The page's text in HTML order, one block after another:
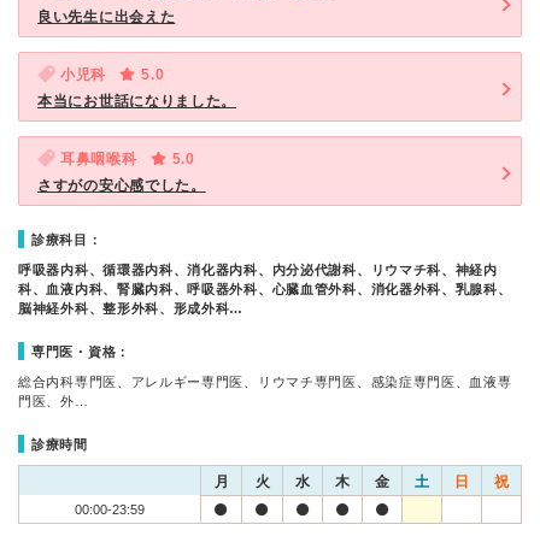
良い先生に出会えた
小児科
5.0
本当にお世話になりました。
耳鼻咽喉科
5.0
さすがの安心感でした。
診療科目：
呼吸器内科、循環器内科、消化器内科、内分泌代謝科、リウマチ科、神経内
科、血液内科、腎臓内科、呼吸器外科、心臓血管外科、消化器外科、乳腺科、
脳神経外科、整形外科、形成外科…
専門医・資格：
総合内科専門医、アレルギー専門医、リウマチ専門医、感染症専門医、血液専
門医、外…
診療時間
月 火 水 木 金 土 日 祝
00:00-23:59